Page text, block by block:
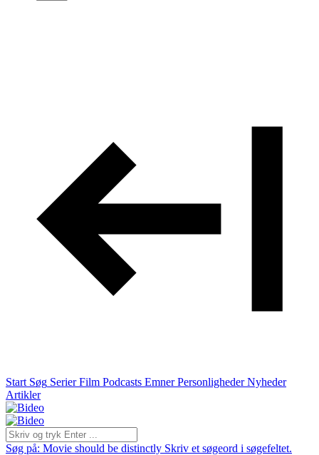
Start Søg Serier Film Podcasts Emner Personligheder Nyheder
Artikler
Søg på: Movie should be distinctly Skriv et søgeord i søgefeltet.